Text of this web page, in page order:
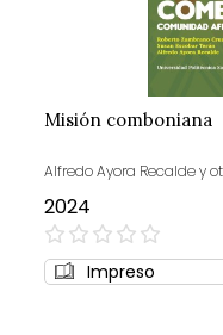
Misión comboniana
Alfredo Ayora Recalde y
2024
0%
Impreso